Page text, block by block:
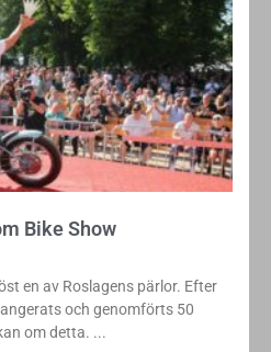
Bike Show
en av Roslagens pärlor. Efter
och genomförts 50
om detta.